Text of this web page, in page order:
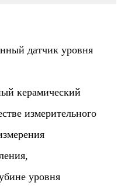
датчик уровня
керамический
измерительного
уровня